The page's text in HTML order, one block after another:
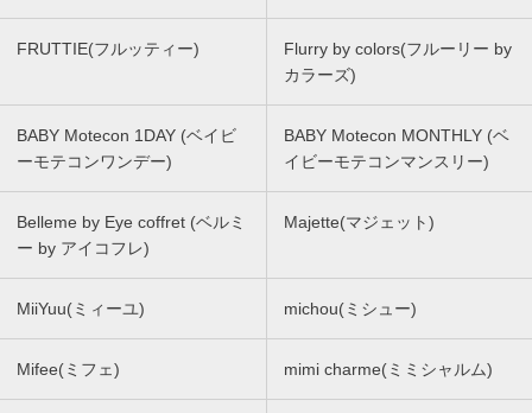
FRUTTIE(フルッティー)
Flurry by colors(フルーリー by
カラーズ)
BABY Motecon 1DAY (ベイビ
ーモテコンワンデー)
BABY Motecon MONTHLY (ベ
イビーモテコンマンスリー)
Belleme by Eye coffret (ベルミ
ー by アイコフレ)
Majette(マジェット)
MiiYuu(ミィーユ) michou(ミシュー)
Mifee(ミフェ) mimi charme(ミミシャルム)